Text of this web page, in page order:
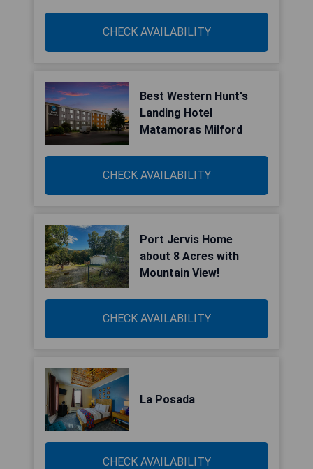
CHECK AVAILABILITY
Best Western Hunt's
Landing Hotel
Matamoras Milford
CHECK AVAILABILITY
Port Jervis Home
about 8 Acres with
Mountain View!
CHECK AVAILABILITY
La Posada
CHECK AVAILABILITY